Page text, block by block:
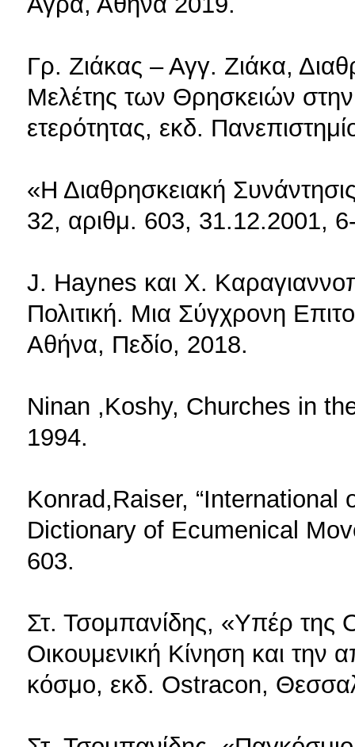
Γρ. Ζιάκας – Αγγ. Ζιάκα,
Μελέτης των Θρησκειών
ετερότητας, εκδ.
«Η Διαθρησκειακή
32, αριθμ. 603, 31.12.2001,
J. Haynes και X.
Πολιτική. Μια Σύγχρονη
Αθήνα, Πεδίο, 2018.
Ninan ,Koshy, Churches in
1994.
Konrad,Raiser, “International
Dictionary of Ecumenical
603.
Στ. Τσομπανίδης, «Υπέρ της
Οικουμενική Κίνηση και την
κόσμο, εκδ. Ostracon,